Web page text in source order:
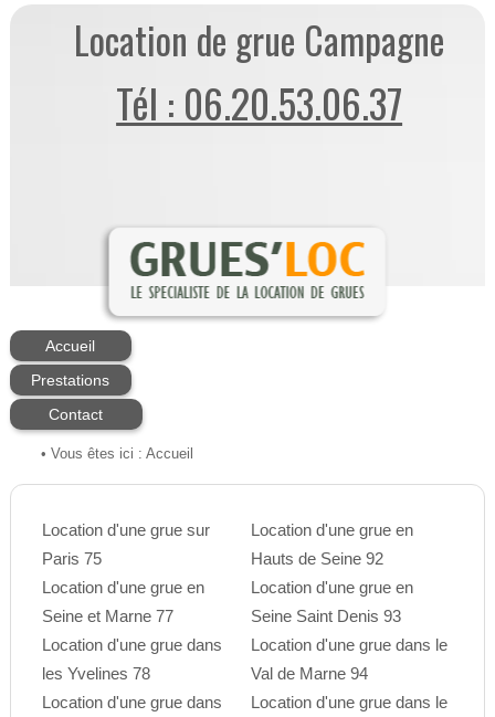
Location de grue Campagne
Tél : 06.20.53.06.37
Accueil
Prestations
Contact
• Vous êtes ici : Accueil
Location d'une grue sur
Paris 75
Location d'une grue en
Seine et Marne 77
Location d'une grue dans
les Yvelines 78
Location d'une grue dans
Location d'une grue en
Hauts de Seine 92
Location d'une grue en
Seine Saint Denis 93
Location d'une grue dans le
Val de Marne 94
Location d'une grue dans le